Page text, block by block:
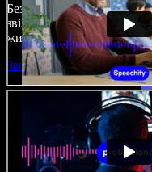
Без складного навчання
звільняються від
життя будь-які ідеї.
Запустити Studio